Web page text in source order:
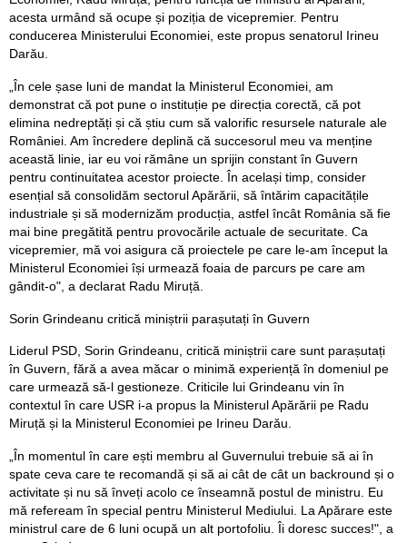
acesta urmând să ocupe și poziția de vicepremier. Pentru
conducerea Ministerului Economiei, este propus senatorul Irineu
Darău.
„În cele șase luni de mandat la Ministerul Economiei, am
demonstrat că pot pune o instituție pe direcția corectă, că pot
elimina nedreptăți și că știu cum să valorific resursele naturale ale
României. Am încredere deplină că succesorul meu va menține
această linie, iar eu voi rămâne un sprijin constant în Guvern
pentru continuitatea acestor proiecte. În același timp, consider
esențial să consolidăm sectorul Apărării, să întărim capacitățile
industriale și să modernizăm producția, astfel încât România să fie
mai bine pregătită pentru provocările actuale de securitate. Ca
vicepremier, mă voi asigura că proiectele pe care le-am început la
Ministerul Economiei își urmează foaia de parcurs pe care am
gândit-o", a declarat Radu Miruță.
Sorin Grindeanu critică miniștrii parașutați în Guvern
Liderul PSD, Sorin Grindeanu, critică miniștrii care sunt parașutați
în Guvern, fără a avea măcar o minimă experiență în domeniul pe
care urmează să-l gestioneze. Criticile lui Grindeanu vin în
contextul în care USR i-a propus la Ministerul Apărării pe Radu
Miruță și la Ministerul Economiei pe Irineu Darău.
„În momentul în care ești membru al Guvernului trebuie să ai în
spate ceva care te recomandă și să ai cât de cât un backround și o
activitate și nu să înveți acolo ce înseamnă postul de ministru. Eu
mă refeream în special pentru Ministerul Mediului. La Apărare este
ministrul care de 6 luni ocupă un alt portofoliu. Îi doresc succes!", a